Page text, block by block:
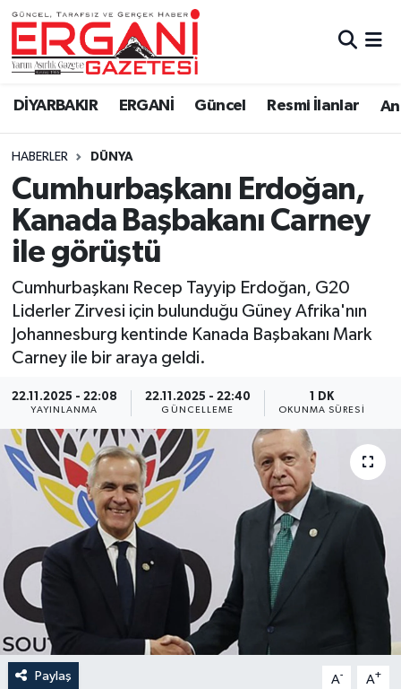
DİYARBAKIR ERGANİ Güncel Resmi İlanlar
HABERLER DÜNYA
Cumhurbaşkanı Erdoğan,
Kanada Başbakanı Carney
ile görüştü
Cumhurbaşkanı Recep Tayyip Erdoğan, G20
Liderler Zirvesi için bulunduğu Güney Afrika'nın
Johannesburg kentinde Kanada Başbakanı Mark
Carney ile bir araya geldi.
22.11.2025 - 22:08
YAYINLANMA
22.11.2025 - 22:40
GÜNCELLEME
1 DK
OKUNMA SÜRESI
Paylaş A- A+
DİYARBAKIR
BİSMİL
BAĞLAR
ERGANİ
Güncel
Eği̇ti̇m
Resmi İlanlar
Sağlık
Si̇yaset
Spor
Yaşam
Anali̇z
Bi̇li̇m & Teknoloji̇
Ergani Nöbetçi Eczaneler
Ergani Hava Durumu
Ergani Trafik Yoğunluk Haritası
Süper Lig Puan Durumu ve Fikstür
Tüm Manşetler
Son Dakika Haberleri
Haber Arşivi